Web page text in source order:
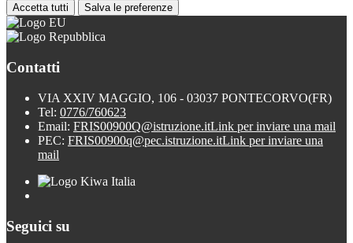
Accetta tutti Salva le preferenze
Contatti
VIA XXIV MAGGIO, 106 - 03037 PONTECORVO(FR)
Tel: 0776/760623
Email: FRIS00900Q@istruzione.itLink per inviare una mail
PEC: FRIS00900q@pec.istruzione.itLink per inviare una
mail
Seguici su